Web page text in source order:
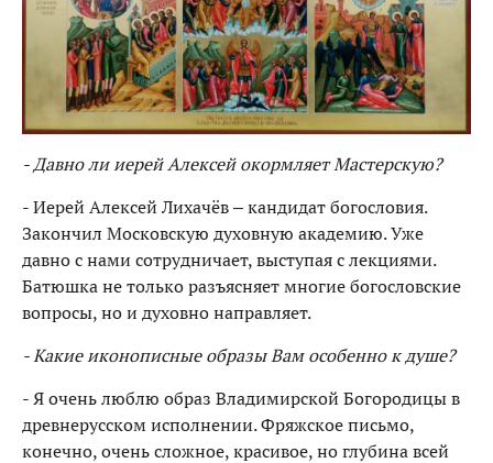
- Давно ли иерей Алексей окормляет Мастерскую?
- Иерей Алексей Лихачёв – кандидат богословия.
Закончил Московскую духовную академию. Уже
давно с нами сотрудничает, выступая с лекциями.
Батюшка не только разъясняет многие богословские
вопросы, но и духовно направляет.
- Какие иконописные образы Вам особенно к душе?
- Я очень люблю образ Владимирской Богородицы в
древнерусском исполнении. Фряжское письмо,
конечно, очень сложное, красивое, но глубина всей